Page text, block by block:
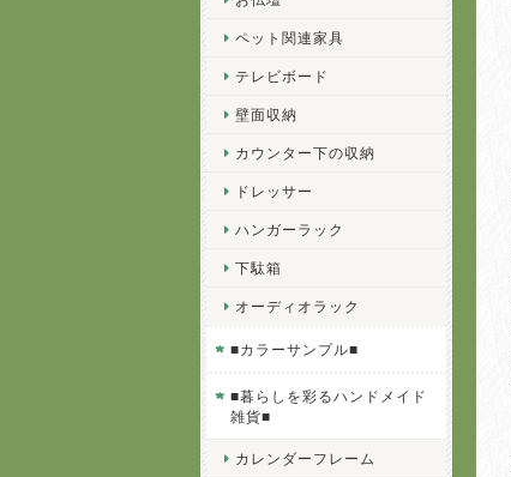
ペット関連家具
テレビボード
壁面収納
カウンター下の収納
ドレッサー
ハンガーラック
下駄箱
オーディオラック
■カラーサンプル■
■暮らしを彩るハンドメイド
雑貨■
カレンダーフレーム